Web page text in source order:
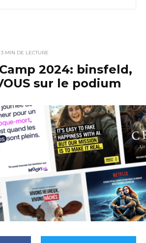
3 MIN DE LECTURE
2024: binsfeld,
sur le podium